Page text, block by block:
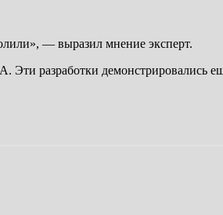
— выразил мнение эксперт.
разработки демонстрировались